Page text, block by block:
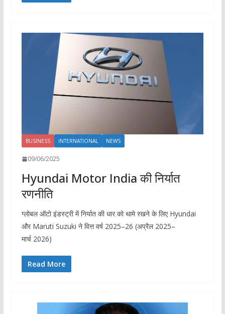
BUSINESS INTERNATIONAL NEWS
09/06/2025
Hyundai Motor India की निर्यात
रणनीति
ग्लोबल ऑटो इंडस्ट्री में निर्यात की धार को थामे रखने के लिए Hyundai
और Maruti Suzuki ने वित्त वर्ष 2025–26 (अप्रैल 2025–
मार्च 2026)
Read More